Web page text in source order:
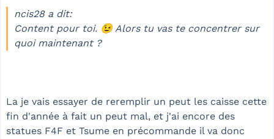
ncis28 a dit:
Content pour toi. 😉 Alors tu vas te concentrer sur
quoi maintenant ?
La je vais essayer de reremplir un peut les caisse cette
fin d'année à fait un peut mal, et j'ai encore des
statues F4F et Tsume en précommande il va donc